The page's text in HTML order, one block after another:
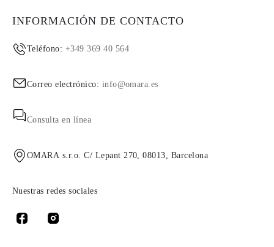
INFORMACIÓN DE CONTACTO
Teléfono: +349 369 40 564
Correo electrónico: info@omara.es
Consulta en línea
OMARA s.r.o. C/ Lepant 270, 08013, Barcelona
Nuestras redes sociales